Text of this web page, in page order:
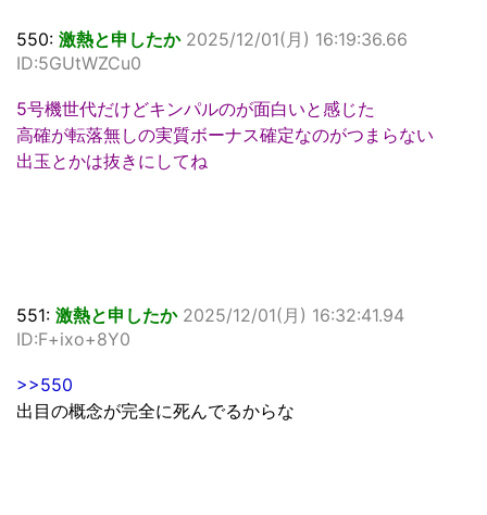
550: 激熱と申したか 2025/12/01(月) 16:19:36.66
ID:5GUtWZCu0
5号機世代だけどキンパルのが面白いと感じた
高確が転落無しの実質ボーナス確定なのがつまらない
出玉とかは抜きにしてね
551: 激熱と申したか 2025/12/01(月) 16:32:41.94
ID:F+ixo+8Y0
>>550
出目の概念が完全に死んでるからな